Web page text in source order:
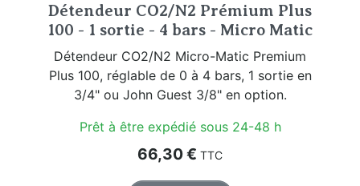
Détendeur CO2/N2 Prémium Plus
100 - 1 sortie - 4 bars - Micro Matic
Détendeur CO2/N2 Micro-Matic Premium
Plus 100, réglable de 0 à 4 bars, 1 sortie en
3/4" ou John Guest 3/8" en option.
Prêt à être expédié sous 24-48 h
Prix
66,30 € TTC